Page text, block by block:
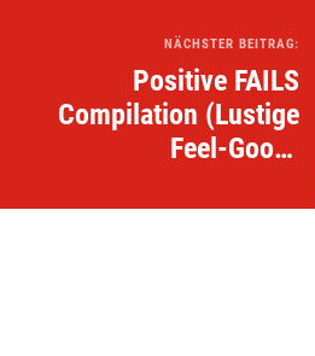
NÄCHSTER BEITRAG:
Positive FAILS
Compilation (Lustige
Feel-Good-